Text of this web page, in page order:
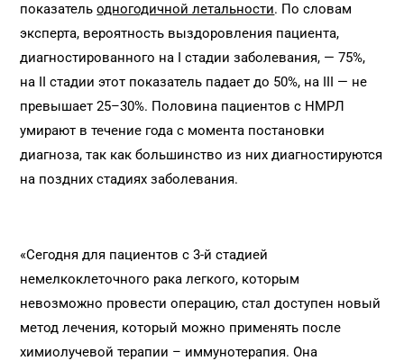
показательодногодичной летальности. По словам
эксперта, вероятность выздоровления пациента,
диагностированного на I стадии заболевания, — 75%,
на II стадии этот показатель падает до 50%, на III — не
превышает 25–30%. Половина пациентов с НМРЛ
умирают в течение года с момента постановки
диагноза, так как большинство из них диагностируются
на поздних стадиях заболевания.
«Сегодня для пациентов с 3-й стадией
немелкоклеточного рака легкого, которым
невозможно провести операцию, стал доступен новый
метод лечения, который можно применять после
химиолучевой терапии – иммунотерапия. Она